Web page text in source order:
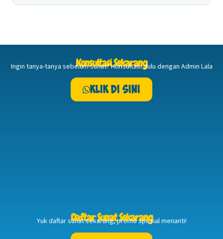
Konsultasi Sekarang
Ingin tanya-tanya sebelum sunat? Konsultasi dulu dengan Admin Lala
Klik Di Sini
Daftar Sunat Sekarang
Yuk daftar sunat sekarang, promo spesial menanti!